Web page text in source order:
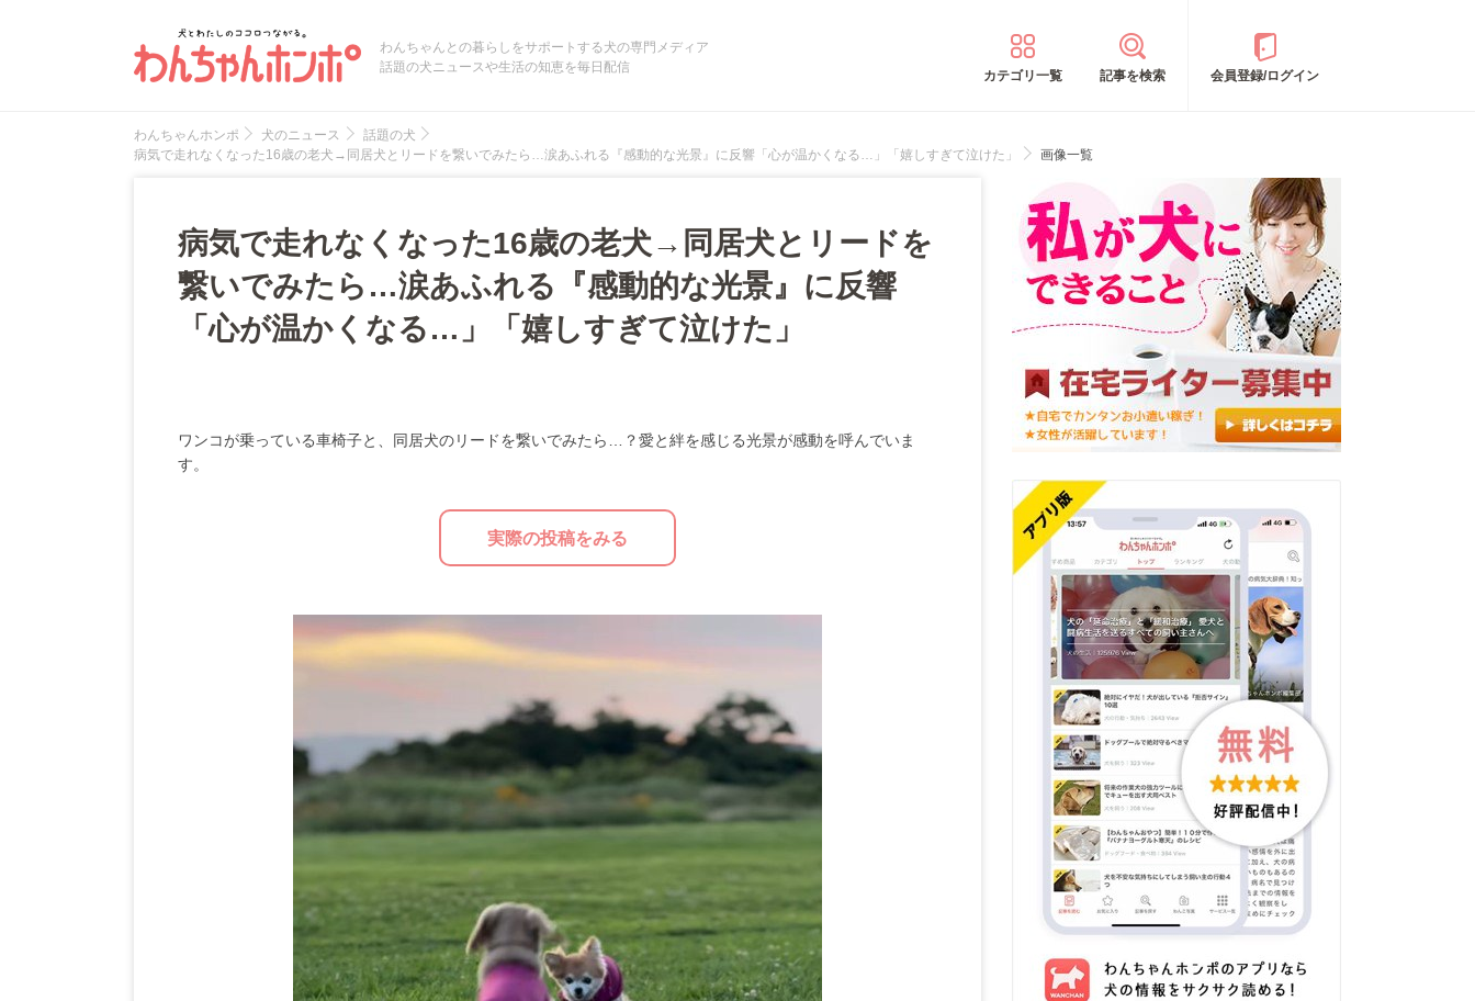
わんちゃんとの暮らしをサポートする犬の専門メディア
話題の犬ニュースや生活の知恵を毎日配信
カテゴリ一覧 記事を検索 会員登録/ログイン
わんちゃんホンポ 犬のニュース
話題の犬
病気で走れなくなった16歳の老犬→同居犬とリードを繋いでみたら…涙あふれる『感動的な光景』に反響「心が温かくなる…」「嬉しすぎて泣けた」
画像一覧
病気で走れなくなった16歳の老犬→同居犬とリードを
繋いでみたら…涙あふれる『感動的な光景』に反響
「心が温かくなる…」「嬉しすぎて泣けた」
ワンコが乗っている車椅子と、同居犬のリードを繋いでみたら…？愛と絆を感じる光景が感動を呼んでいま
す。
実際の投稿をみる